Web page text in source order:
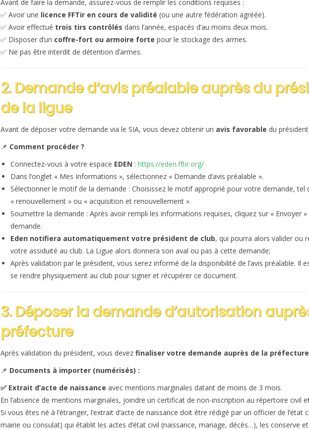
Avant de faire la demande, assurez-vous de remplir les conditions requises :
✅ Avoir une licence FFTir en cours de validité (ou une autre fédération agréée).
✅ Avoir effectué trois tirs contrôlés dans l’année, espacés d’au moins deux mois.
✅ Disposer d’un coffre-fort ou armoire forte pour le stockage des armes.
✅ Ne pas être interdit de détention d’armes.
2. Demande d’avis préalable auprès du
de la ligue
Avant de déposer votre demande via le SIA, vous devez obtenir un avis favorable du
📌 Comment procéder ?
Connectez-vous à votre espace EDEN : https://eden.fftir.org/
Dans l’onglet « Mes Informations », sélectionnez « Demande d’avis préalable ».
Sélectionner le motif de la demande : Choisissez le motif approprié pour votre demande, tel
« renouvellement » ou « acquisition et renouvellement ».
Soumettre la demande : Après avoir rempli les informations requises, cliquez sur « Envoyer
demande.
Eden notifiera automatiquement votre président de club, qui pourra alors valider ou
votre assiduité au club. La Ligue alors donnera son aval ou pas à cette demande;
Après validation par le président, vous serez informé de la disponibilité de l’avis préalable. Il
se rendre physiquement au club pour signer et récupérer ce document.
3. Déposer la demande d’autorisation
préfecture
Après validation du président, vous devez finaliser votre demande auprès de la préfecture
📌 Documents à importer (numérisés) :
✅ Extrait d’acte de naissance avec mentions marginales datant de moins de 3 mois.
En l’absence de mentions marginales, joindre un certificat de non-inscription au répertoire civil
Si vous êtes né à l’étranger, l’extrait d’acte de naissance doit être rédigé par un officier de l’état
mairie ou consulat) qui établit les actes d’état civil (naissance, mariage, décès…), les conserve